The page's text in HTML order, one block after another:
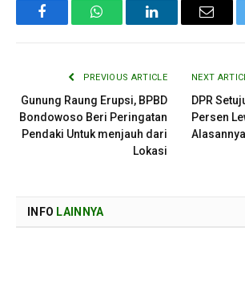
FacebookWhatsAppLinkedInEmail
PREVIOUS ARTICLE
Gunung Raung Erupsi, BPBD
Bondowoso Beri Peringatan
Pendaki Untuk menjauh dari
Lokasi
NEXT
DPR
Persen
Alasannya
INFO LAINNYA